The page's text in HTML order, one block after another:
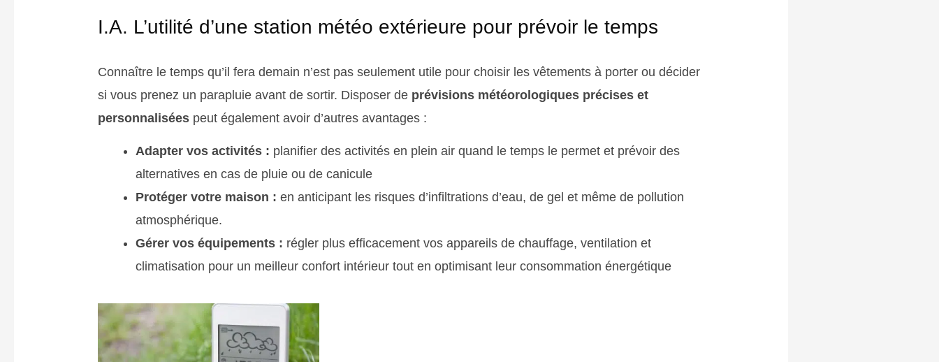
I.A. L’utilité d’une station météo extérieure pour prévoir le temps
Connaître le temps qu’il fera demain n’est pas seulement utile pour choisir les vêtements à porter ou décider
si vous prenez un parapluie avant de sortir. Disposer de prévisions météorologiques précises et
personnalisées peut également avoir d’autres avantages :
Adapter vos activités : planifier des activités en plein air quand le temps le permet et prévoir des
alternatives en cas de pluie ou de canicule
Protéger votre maison : en anticipant les risques d’infiltrations d’eau, de gel et même de pollution
atmosphérique.
Gérer vos équipements : régler plus efficacement vos appareils de chauffage, ventilation et
climatisation pour un meilleur confort intérieur tout en optimisant leur consommation énergétique